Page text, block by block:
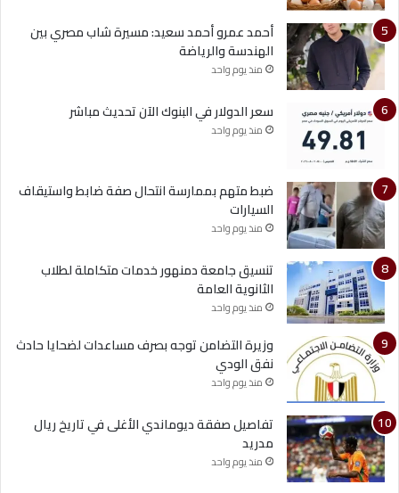
أحمد عمرو أحمد سعيد: مسيرة شاب مصري بين
الهندسة والرياضة
منذ يوم واحد
سعر الدولار في البنوك الآن تحديث مباشر
منذ يوم واحد
ضبط متهم بممارسة انتحال صفة ضابط واستيقاف
السيارات
منذ يوم واحد
تنسيق جامعة دمنهور خدمات متكاملة لطلاب
الثانوية العامة
منذ يوم واحد
وزيرة التضامن توجه بصرف مساعدات لضحايا حادث
نفق الودي
منذ يوم واحد
تفاصيل صفقة ديوماندي الأغلى في تاريخ ريال
مدريد
منذ يوم واحد